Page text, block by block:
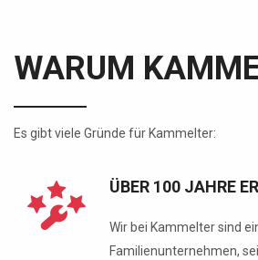
WARUM
Es gibt viele Gründe für Kammelter:
ÜBER 100 JAHRE
Wir bei Kammelter sind
Familienunternehmen,